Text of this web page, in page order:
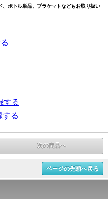
ボトル単品、ブラケットなどもお取り扱い
する
する
次の商品へ
ページの先頭へ戻る